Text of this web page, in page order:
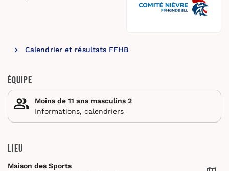
Calendrier et résultats FFHB
Équipe
Moins de 11 ans masculins 2
Informations, calendriers
Lieu
Maison des Sports